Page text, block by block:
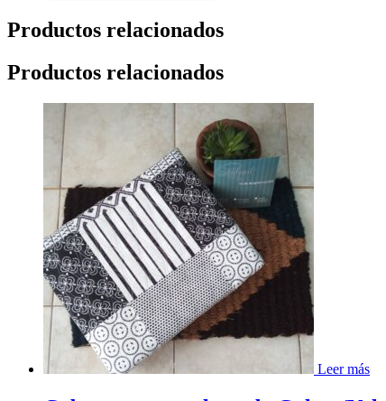
Productos relacionados
Productos relacionados
Leer más